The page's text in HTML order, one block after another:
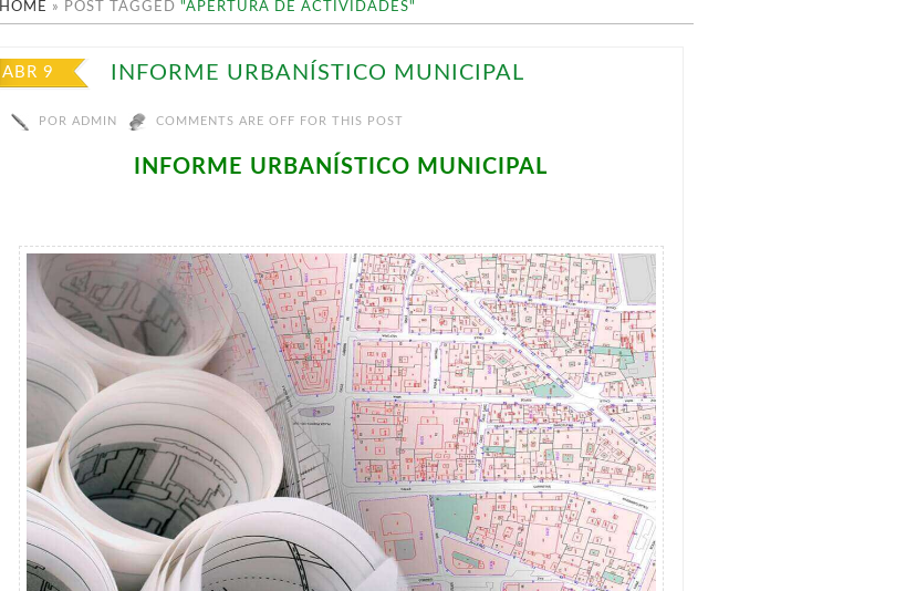
HOME » POST TAGGED"APERTURA DE ACTIVIDADES"
ABR 9 INFORME URBANÍSTICO MUNICIPAL
PORADMIN COMMENTS ARE OFF FOR THIS POST
INFORME URBANÍSTICO MUNICIPAL